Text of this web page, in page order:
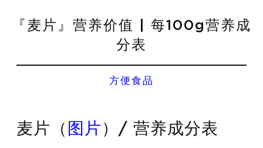
『麦片』营养价值 | 每100g营养成
分表
方便食品
麦片（ 图片 ）/ 营养成分表